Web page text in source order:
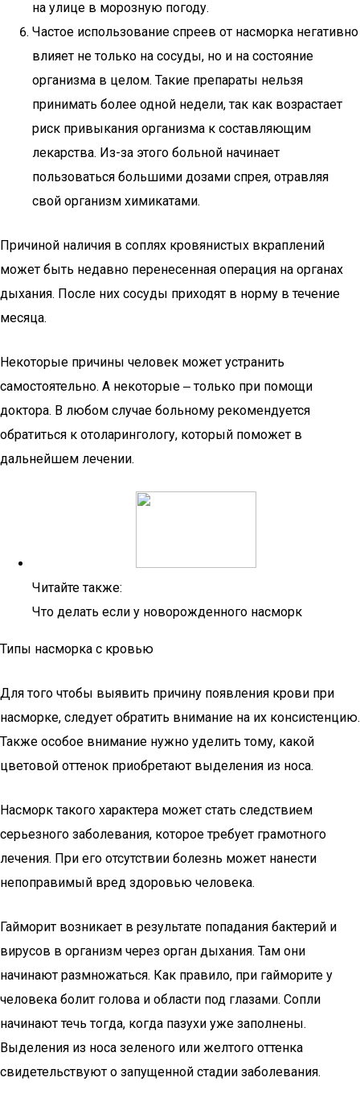
на улице в морозную погоду.
Частое использование спреев от насморка негативно
влияет не только на сосуды, но и на состояние
организма в целом. Такие препараты нельзя
принимать более одной недели, так как возрастает
риск привыкания организма к составляющим
лекарства. Из-за этого больной начинает
пользоваться большими дозами спрея, отравляя
свой организм химикатами.
Причиной наличия в соплях кровянистых вкраплений
может быть недавно перенесенная операция на органах
дыхания. После них сосуды приходят в норму в течение
месяца.
Некоторые причины человек может устранить
самостоятельно. А некоторые ‒ только при помощи
доктора. В любом случае больному рекомендуется
обратиться к отоларингологу, который поможет в
дальнейшем лечении.
Читайте также:
Что делать если у новорожденного насморк
Типы насморка с кровью
Для того чтобы выявить причину появления крови при
насморке, следует обратить внимание на их консистенцию.
Также особое внимание нужно уделить тому, какой
цветовой оттенок приобретают выделения из носа.
Насморк такого характера может стать следствием
серьезного заболевания, которое требует грамотного
лечения. При его отсутствии болезнь может нанести
непоправимый вред здоровью человека.
Гайморит возникает в результате попадания бактерий и
вирусов в организм через орган дыхания. Там они
начинают размножаться. Как правило, при гайморите у
человека болит голова и области под глазами. Сопли
начинают течь тогда, когда пазухи уже заполнены.
Выделения из носа зеленого или желтого оттенка
свидетельствуют о запущенной стадии заболевания.